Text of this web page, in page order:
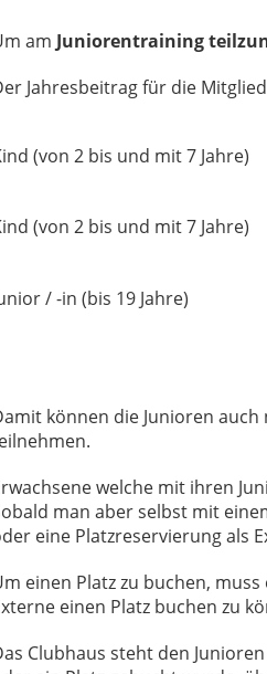
am Juniorentraining
Jahresbeitrag für die
(von 2 bis und mit 7 Jahre)
(von 2 bis und mit 7 Jahre)
/ -in (bis 19 Jahre)
können die Junioren
welche mit ihren
man aber selbst mit
eine Platzreservierung als
einen Platz zu buchen,
einen Platz buchen zu
Clubhaus steht den